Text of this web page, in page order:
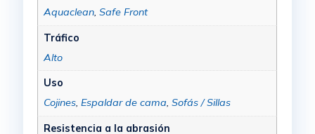
Aquaclean, Safe Front
Tráfico
Alto
Uso
Cojines, Espaldar de cama, Sofás / Sillas
Resistencia a la abrasión